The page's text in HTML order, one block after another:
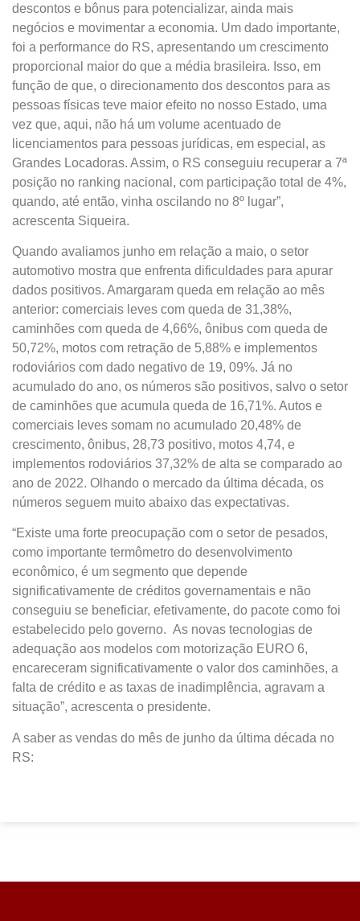
descontos e bônus para potencializar, ainda mais
negócios e movimentar a economia. Um dado importante,
foi a performance do RS, apresentando um crescimento
proporcional maior do que a média brasileira. Isso, em
função de que, o direcionamento dos descontos para as
pessoas físicas teve maior efeito no nosso Estado, uma
vez que, aqui, não há um volume acentuado de
licenciamentos para pessoas jurídicas, em especial, as
Grandes Locadoras. Assim, o RS conseguiu recuperar a 7ª
posição no ranking nacional, com participação total de 4%,
quando, até então, vinha oscilando no 8º lugar”,
acrescenta Siqueira.
Quando avaliamos junho em relação a maio, o setor
automotivo mostra que enfrenta dificuldades para apurar
dados positivos. Amargaram queda em relação ao mês
anterior: comerciais leves com queda de 31,38%,
caminhões com queda de 4,66%, ônibus com queda de
50,72%, motos com retração de 5,88% e implementos
rodoviários com dado negativo de 19, 09%. Já no
acumulado do ano, os números são positivos, salvo o setor
de caminhões que acumula queda de 16,71%. Autos e
comerciais leves somam no acumulado 20,48% de
crescimento, ônibus, 28,73 positivo, motos 4,74, e
implementos rodoviários 37,32% de alta se comparado ao
ano de 2022. Olhando o mercado da última década, os
números seguem muito abaixo das expectativas.
“Existe uma forte preocupação com o setor de pesados,
como importante termômetro do desenvolvimento
econômico, é um segmento que depende
significativamente de créditos governamentais e não
conseguiu se beneficiar, efetivamente, do pacote como foi
estabelecido pelo governo. As novas tecnologias de
adequação aos modelos com motorização EURO 6,
encareceram significativamente o valor dos caminhões, a
falta de crédito e as taxas de inadimplência, agravam a
situação”, acrescenta o presidente.
A saber as vendas do mês de junho da última década no
RS: